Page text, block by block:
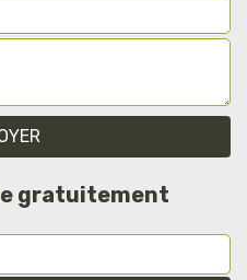
gratuitement